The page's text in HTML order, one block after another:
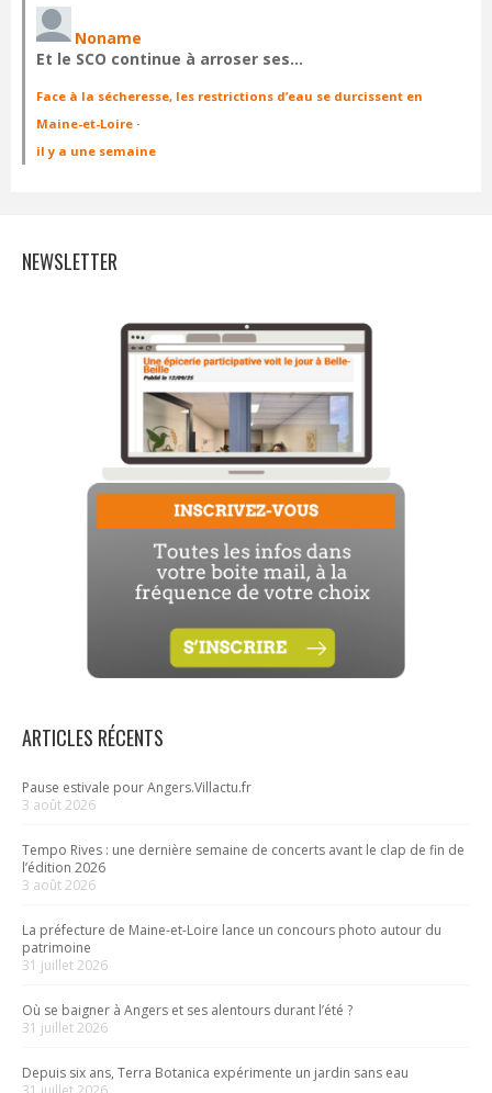
Noname
Et le SCO continue à arroser ses…
Face à la sécheresse, les restrictions d’eau se durcissent en
Maine-et-Loire ·
il y a une semaine
NEWSLETTER
ARTICLES RÉCENTS
Pause estivale pour Angers.Villactu.fr
3 août 2026
Tempo Rives : une dernière semaine de concerts avant le clap de fin de
l’édition 2026
3 août 2026
La préfecture de Maine-et-Loire lance un concours photo autour du
patrimoine
31 juillet 2026
Où se baigner à Angers et ses alentours durant l’été ?
31 juillet 2026
Depuis six ans, Terra Botanica expérimente un jardin sans eau